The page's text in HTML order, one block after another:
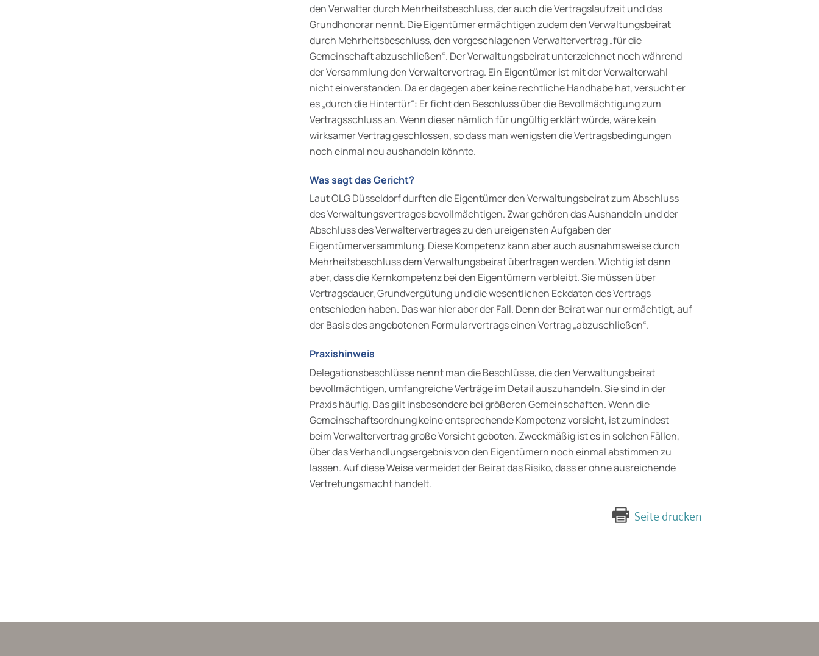
den Verwalter durch Mehrheitsbeschluss, der auch die Vertragslaufzeit und das
Grundhonorar nennt. Die Eigentümer ermächtigen zudem den Verwaltungsbeirat
durch Mehrheitsbeschluss, den vorgeschlagenen Verwaltervertrag „für die
Gemeinschaft abzuschließen“. Der Verwaltungsbeirat unterzeichnet noch während
der Versammlung den Verwaltervertrag. Ein Eigentümer ist mit der Verwalterwahl
nicht einverstanden. Da er dagegen aber keine rechtliche Handhabe hat, versucht er
es „durch die Hintertür“: Er ficht den Beschluss über die Bevollmächtigung zum
Vertragsschluss an. Wenn dieser nämlich für ungültig erklärt würde, wäre kein
wirksamer Vertrag geschlossen, so dass man wenigsten die Vertragsbedingungen
noch einmal neu aushandeln könnte.
Was sagt das Gericht?
Laut OLG Düsseldorf durften die Eigentümer den Verwaltungsbeirat zum Abschluss
des Verwaltungsvertrages bevollmächtigen. Zwar gehören das Aushandeln und der
Abschluss des Verwaltervertrages zu den ureigensten Aufgaben der
Eigentümerversammlung. Diese Kompetenz kann aber auch ausnahmsweise durch
Mehrheitsbeschluss dem Verwaltungsbeirat übertragen werden. Wichtig ist dann
aber, dass die Kernkompetenz bei den Eigentümern verbleibt. Sie müssen über
Vertragsdauer, Grundvergütung und die wesentlichen Eckdaten des Vertrags
entschieden haben. Das war hier aber der Fall. Denn der Beirat war nur ermächtigt, auf
der Basis des angebotenen Formularvertrags einen Vertrag „abzuschließen“.
Praxishinweis
Delegationsbeschlüsse nennt man die Beschlüsse, die den Verwaltungsbeirat
bevollmächtigen, umfangreiche Verträge im Detail auszuhandeln. Sie sind in der
Praxis häufig. Das gilt insbesondere bei größeren Gemeinschaften. Wenn die
Gemeinschaftsordnung keine entsprechende Kompetenz vorsieht, ist zumindest
beim Verwaltervertrag große Vorsicht geboten. Zweckmäßig ist es in solchen Fällen,
über das Verhandlungsergebnis von den Eigentümern noch einmal abstimmen zu
lassen. Auf diese Weise vermeidet der Beirat das Risiko, dass er ohne ausreichende
Vertretungsmacht handelt.
Seite drucken